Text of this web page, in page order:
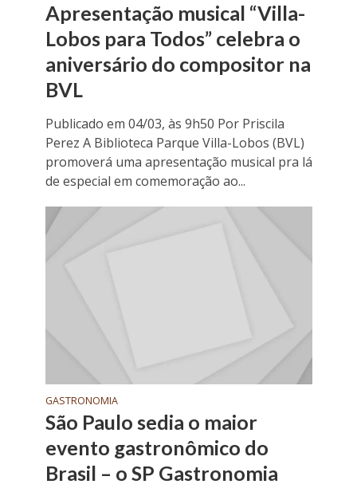
Apresentação musical “Villa-
Lobos para Todos” celebra o
aniversário do compositor na
BVL
Publicado em 04/03, às 9h50 Por Priscila
Perez A Biblioteca Parque Villa-Lobos (BVL)
promoverá uma apresentação musical pra lá
de especial em comemoração ao...
GASTRONOMIA
São Paulo sedia o maior
evento gastronômico do
Brasil – o SP Gastronomia